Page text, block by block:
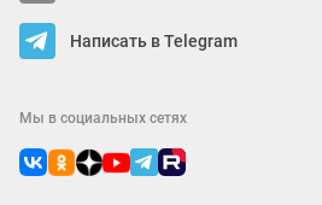
Написать в Telegram
Мы в социальных сетях